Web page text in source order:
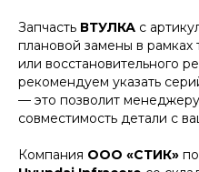
Запчасть ВТУЛКА с
плановой замены в рамках
или восстановительного
рекомендуем указать
— это позволит
совместимость детали с
Компания ООО «СТИК»